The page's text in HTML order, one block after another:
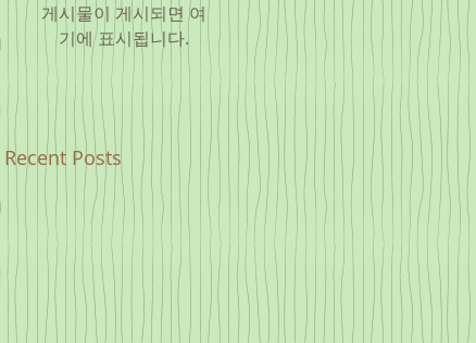
게시물이 게시되면 여
기에 표시됩니다.
Recent Posts